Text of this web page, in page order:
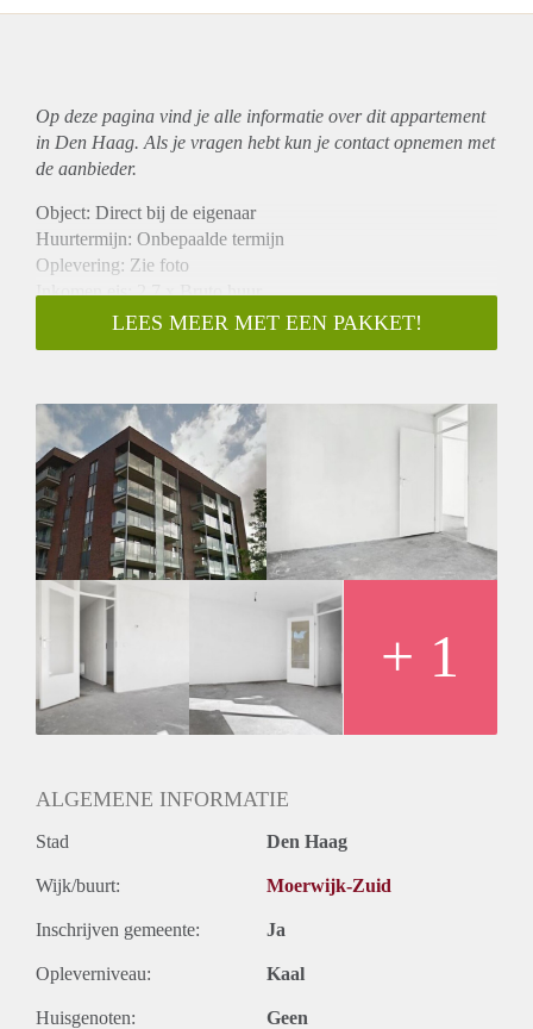
Op deze pagina vind je alle informatie over ditappartement
in Den Haag. Als je vragen hebt kun je contact opnemen met
de aanbieder.
Object: Direct bij de eigenaar
Huurtermijn: Onbepaalde termijn
Oplevering: Zie foto
Inkomen eis: 2,7 x Bruto huur
Garantiestelling mogelijk: Ja
Borg: 1 Maand
Huisdieren toegestaan: Afhankelijk van de Eigenaar
Huurtoeslag grens: Nee
Geschikt voor studenten: Afhankelijk van de Eigenaar
LEES MEER MET EEN PAKKET!
+ 1
ALGEMENE INFORMATIE
Stad Den Haag
Wijk/buurt: Moerwijk-Zuid
Inschrijven gemeente: Ja
Opleverniveau: Kaal
Huisgenoten: Geen